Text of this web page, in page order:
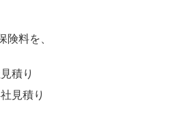
険料を、
積り
見積り